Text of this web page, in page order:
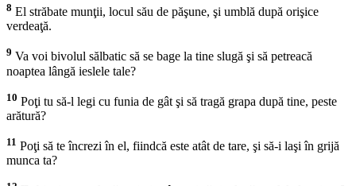
8 El străbate munţii, locul său de păşune, şi umblă după orişice
verdeaţă.
9 Va voi bivolul sălbatic să se bage la tine slugă şi să petreacă
noaptea lângă ieslele tale?
10 Poţi tu să-l legi cu funia de gât şi să tragă grapa după tine, peste
arătură?
11 Poţi să te încrezi în el, fiindcă este atât de tare, şi să-i laşi în grijă
munca ta?